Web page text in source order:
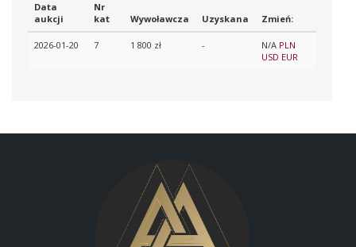
Data
aukcji
Nr
kat
Wywoławcza Uzyskana Zmień:
2026-01-20 7 1 800 zł - N/A PLN
USD EUR